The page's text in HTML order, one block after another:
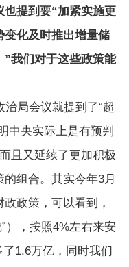
提到要“加紧实施更
变化及时推出增量储
我们对于这些政策能
局会议就提到了“超
中央实际上是有预判
且又延续了更加积极
组合。其实今年3月
政策，可以看到，
），按照4%左右来安
1.6万亿，同时我们